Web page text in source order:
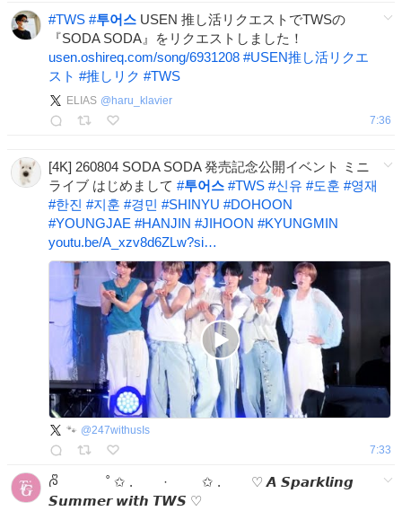
#TWS #투어스 USEN 推し活リクエストでTWSの
『SODA SODA』をリクエストしました！
usen.oshireq.com/song/6931208 #USEN推し活リクエ
スト #推しリク #TWS
ELIAS @ haru_klavier
7:36
[4K] 260804 SODA SODA 発売記念公開イベント ミニ
ライブ はじめまして #투어스 #TWS #신유 #도훈 #영재
#한진 #지훈 #경민 #SHINYU #DOHOON
#YOUNGJAE #HANJIN #JIHOON #KYUNGMIN
youtu.be/A_xzv8d6ZLw?si…
🐾 @247withusIs
7:33
ᰍᩚ ˚ ✩ . · ✩ . ♡ 𝘼 𝙎𝙥𝙖𝙧𝙠𝙡𝙞𝙣𝙜
𝙎𝙪𝙢𝙢𝙚𝙧 𝙬𝙞𝙩𝙝 𝙏𝙒𝙎 ♡